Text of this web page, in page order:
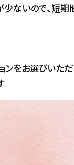
少ないので、短
ンをお選びいた